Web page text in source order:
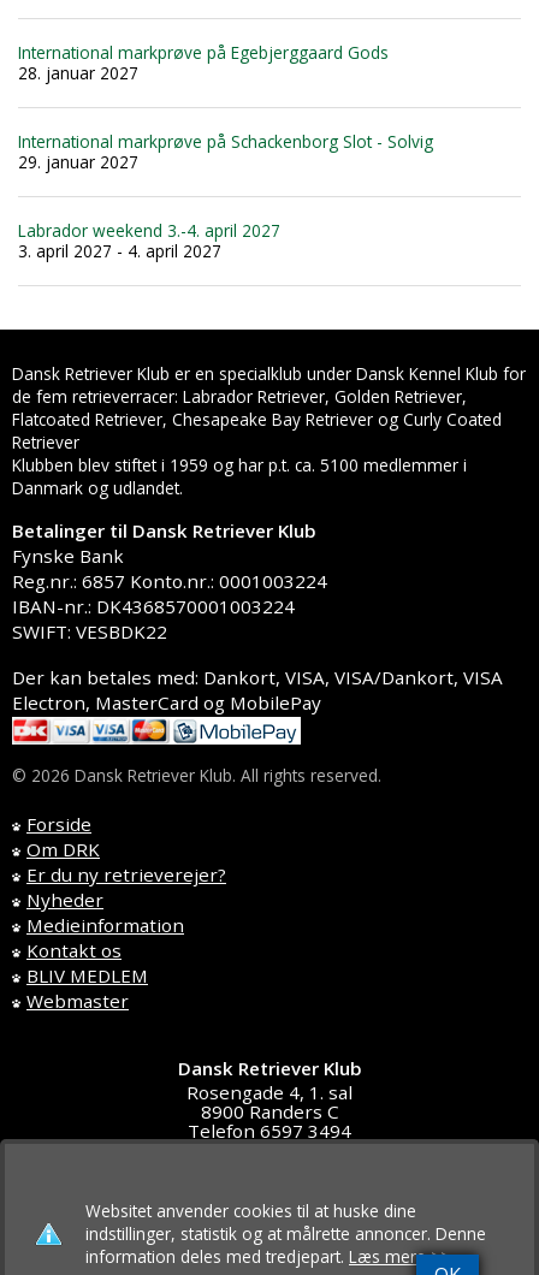
International markprøve på Egebjerggaard Gods
28. januar 2027
International markprøve på Schackenborg Slot - Solvig
29. januar 2027
Labrador weekend 3.-4. april 2027
3. april 2027 - 4. april 2027
Dansk Retriever Klub er en specialklub under Dansk Kennel Klub for
de fem retrieverracer: Labrador Retriever, Golden Retriever,
Flatcoated Retriever, Chesapeake Bay Retriever og Curly Coated
Retriever
Klubben blev stiftet i 1959 og har p.t. ca. 5100 medlemmer i
Danmark og udlandet.
Betalinger til Dansk Retriever Klub
Fynske Bank
Reg.nr.: 6857 Konto.nr.: 0001003224
IBAN-nr.: DK4368570001003224
SWIFT: VESBDK22
Der kan betales med: Dankort, VISA, VISA/Dankort, VISA
Electron, MasterCard og MobilePay
© 2026 Dansk Retriever Klub. All rights reserved.
Forside
Om DRK
Er du ny retrieverejer?
Nyheder
Medieinformation
Kontakt os
BLIV MEDLEM
Webmaster
Dansk Retriever Klub
Rosengade 4, 1. sal
8900 Randers C
Telefon 6597 3494
Websitet anvender cookies til at huske dine
indstillinger, statistik og at målrette annoncer. Denne
information deles med tredjepart. Læs mere >>